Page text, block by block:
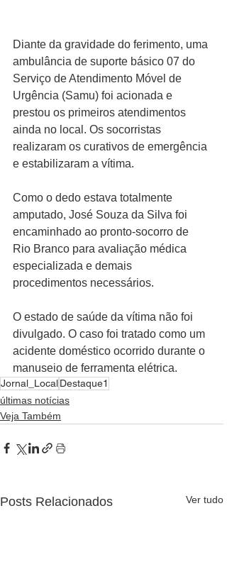
Diante da gravidade do ferimento, uma
ambulância de suporte básico 07 do
Serviço de Atendimento Móvel de
Urgência (Samu) foi acionada e
prestou os primeiros atendimentos
ainda no local. Os socorristas
realizaram os curativos de emergência
e estabilizaram a vítima.
Como o dedo estava totalmente
amputado, José Souza da Silva foi
encaminhado ao pronto-socorro de
Rio Branco para avaliação médica
especializada e demais
procedimentos necessários.
O estado de saúde da vítima não foi
divulgado. O caso foi tratado como um
acidente doméstico ocorrido durante o
manuseio de ferramenta elétrica.
Jornal_LocalDestaque1
últimas notícias
Veja Também
Posts Relacionados Ver tudo